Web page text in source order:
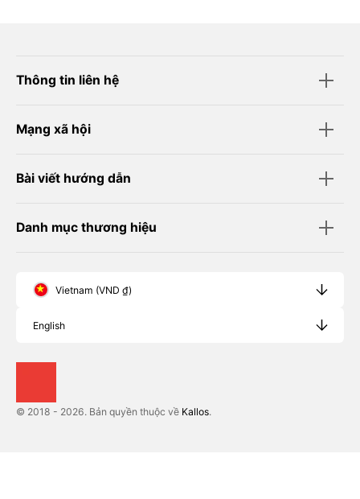
Thông tin liên hệ
Mạng xã hội
Bài viết hướng dẫn
Danh mục thương hiệu
Vietnam (VND ₫)
English
© 2018 - 2026. Bản quyền thuộc về Kallos.